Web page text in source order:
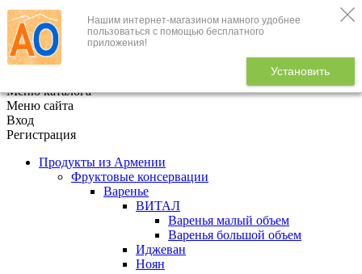
Нашим интернет-магазином намного удобнее
пользоваться с помощью бесплатного
приложения!
Установить
+7 (495) 646-888-1
В корзине
Меню каталога
Меню сайта
Вход
Регистрация
Продукты из Армении
Фруктовые консервации
Варенье
ВИТАЛ
Варенья малый объем
Варенья большой объем
Иджеван
Ноян